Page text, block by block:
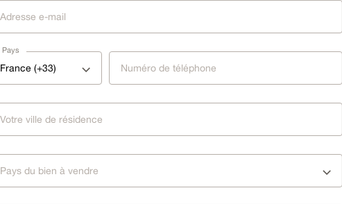
Pays
France (+33)
Pays du bien à vendre